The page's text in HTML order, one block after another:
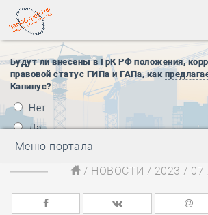
Будут ли внесены в ГрК РФ положения,
правовой статус ГИПа и ГАПа, как
Капинус?
Нет
Да
Меню портала
/ НОВОСТИ / 2023 / 07